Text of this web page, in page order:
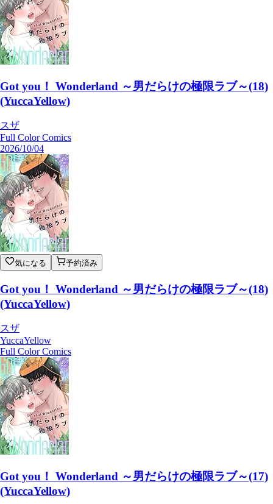
Got you！ Wonderland ～男だらけの極限ラブ～(18)
(YuccaYellow)
スザ
Full Color Comics
2026/10/04
気になる 予約済み
Got you！ Wonderland ～男だらけの極限ラブ～(18)
(YuccaYellow)
スザ
YuccaYellow
Full Color Comics
Got you！ Wonderland ～男だらけの極限ラブ～(17)
(YuccaYellow)